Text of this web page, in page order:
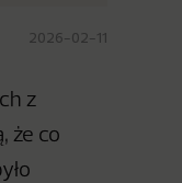
2026-02-11
z
że co